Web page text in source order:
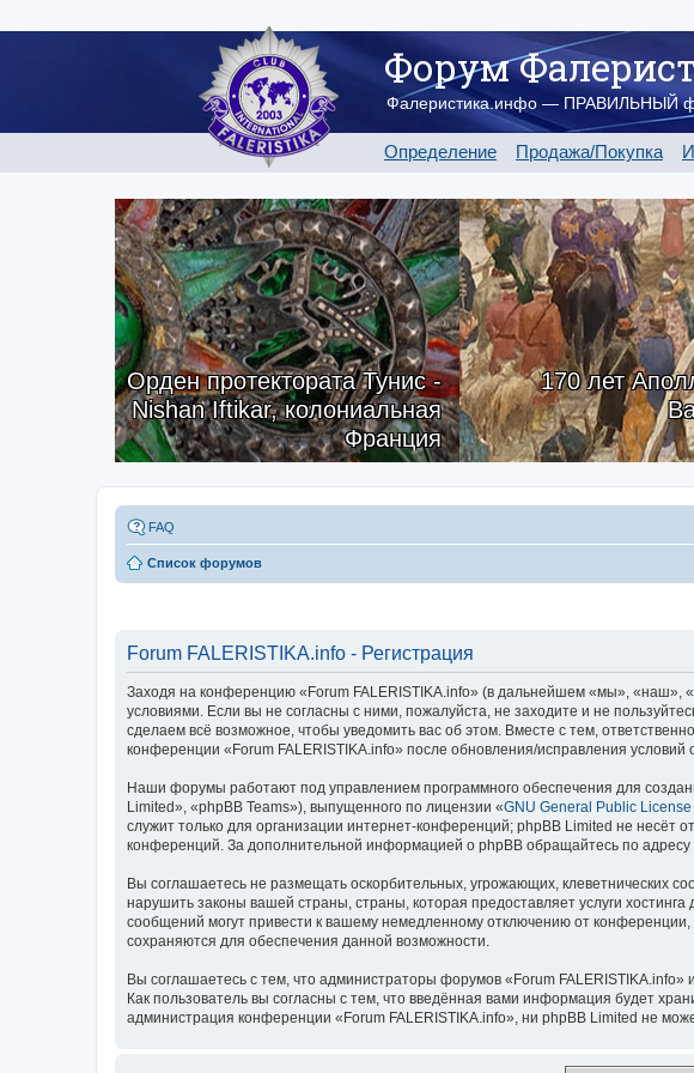
Форум
Фалеристика.инфо — ПРАВИЛЬНЫЙ
Определение Продажа/Покупка
Орден протектората Тунис -
Nishan Iftikar, колониальная
Франция
170 лет
FAQ
Список форумов
Forum FALERISTIKA.info - Регистрация
Заходя на конференцию «Forum FALERISTIKA.info» (в дальнейшем «мы», «наш»,
условиями. Если вы не согласны с ними, пожалуйста, не заходите и не
сделаем всё возможное, чтобы уведомить вас об этом. Вместе с тем,
конференции «Forum FALERISTIKA.info» после обновления/исправления условий
Наши форумы работают под управлением программного обеспечения для
Limited», «phpBB Teams»), выпущенного по лицензии «GNU General Public License
служит только для организации интернет-конференций; phpBB Limited не несёт
конференций. За дополнительной информацией о phpBB обращайтесь по адресу
Вы соглашаетесь не размещать оскорбительных, угрожающих, клеветнических
нарушить законы вашей страны, страны, которая предоставляет услуги
сообщений могут привести к вашему немедленному отключению от
сохраняются для обеспечения данной возможности.
Вы соглашаетесь с тем, что администраторы форумов «Forum
Как пользователь вы согласны с тем, что введённая вами информация будет
администрация конференции «Forum FALERISTIKA.info», ни phpBB Limited не